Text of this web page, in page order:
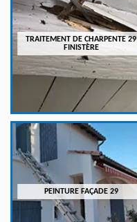
TRAITEMENT DE CHARPENTE 29
FINISTÈRE
PEINTURE FAÇADE 29